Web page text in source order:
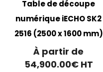
Table de découpe
numérique iECHO SK2
2516 (2500 x 1600 mm)
À partir de
54,900.00€HT